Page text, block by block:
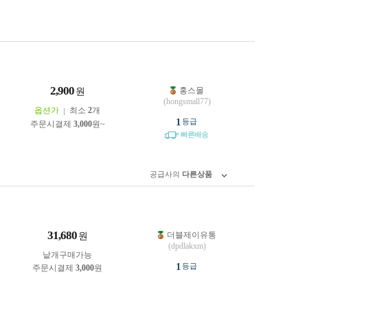
2,900 원
옵션가 최소 2개
주문시결제 3,000원~
홍스몰
(hongsmall77)
1 등급
빠른배송
공급사의 다른상품
31,680 원
낱개구매가능
주문시결제 3,000원
더블제이유통
(dpdlakxm)
1 등급